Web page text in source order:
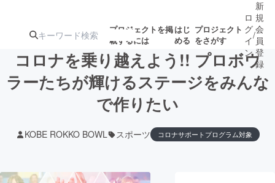
プロジェクトを掲
載するには
はじ
める
プロジェクト
をさがす
注目の新着プロ募集終了が近いプ
ロ
グ
イ
ン
/
新
規
会
員
登
録
コロナを乗り越えよう!! プロボウ
ラーたちが輝けるステージをみんな
で作りたい
KOBE ROKKO BOWL スポーツ コロナサポートプログラム対象